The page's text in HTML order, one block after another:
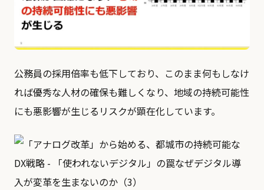
公務員の採用倍率も低下しており、このまま何もしなけ
れば優秀な人材の確保も難しくなり、地域の持続可能性
にも悪影響が生じるリスクが顕在化しています。